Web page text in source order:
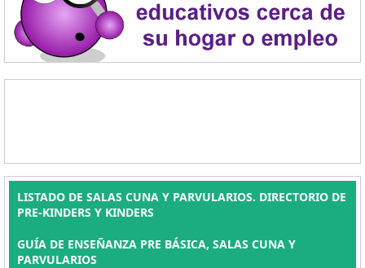
LISTADO DE SALAS CUNA Y PARVULARIOS. DIRECTORIO DE
PRE-KINDERS Y KINDERS
GUÍA DE ENSEÑANZA PRE BÁSICA, SALAS CUNA Y
PARVULARIOS